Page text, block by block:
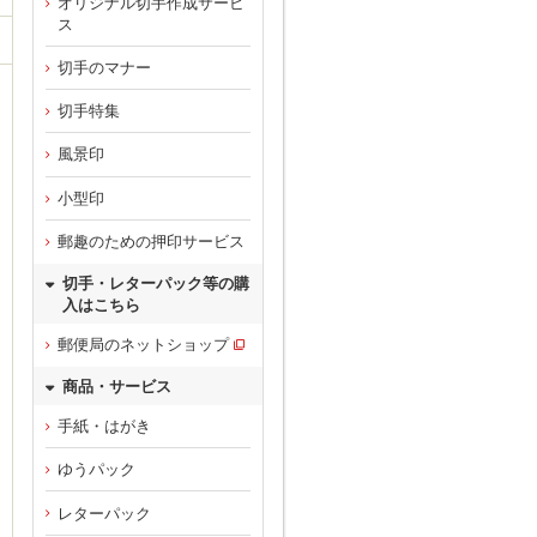
ス
切手のマナー
切手特集
風景印
小型印
郵趣のための押印サービス
切手・レターパック等の購
入はこちら
郵便局のネットショップ
商品・サービス
手紙・はがき
ゆうパック
レターパック